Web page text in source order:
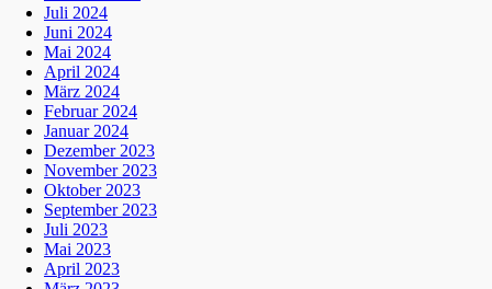
Juli 2024
Juni 2024
Mai 2024
April 2024
März 2024
Februar 2024
Januar 2024
Dezember 2023
November 2023
Oktober 2023
September 2023
Juli 2023
Mai 2023
April 2023